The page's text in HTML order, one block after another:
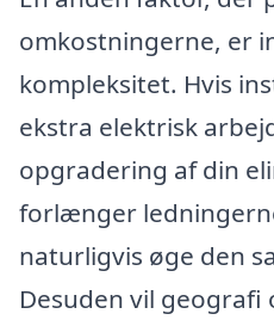
omkostningerne, er
kompleksitet. Hvis
ekstra elektrisk
opgradering af din
forlænger
naturligvis øge den
Desuden vil